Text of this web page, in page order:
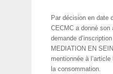
Par décision en date
CECMC a donné son
demande
MEDIATION EN
mentionnée à
la consommation.